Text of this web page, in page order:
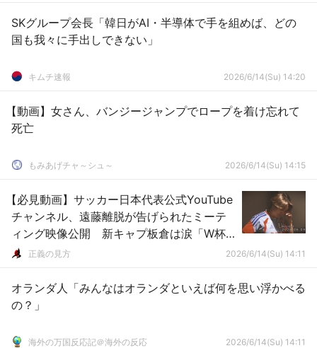
SKグループ会長「韓日がAI・半導体で手を組めば、どの
国も我々に手出しできない」
キムチ速報 2026/6/14(Su) 14:20
【動画】女さん、バンジージャンプでロープを着け忘れて
死亡
もみあげチャ～シュ～ 2026/6/14(Su) 14:15
【必見動画】サッカー日本代表公式YouTube
チャンネル、遠藤離脱が告げられたミーテ
ィング映像公開 新キャプ板倉は涙「W杯
にどれだけ懸けてきたか」森保監督は経緯
正義の見方 2026/6/14(Su) 14:11
オランダ人「みんなはオランダといえば何を思い浮かべる
の？」
海外の万国反応記＠海外の反応 2026/6/14(Su) 14:11